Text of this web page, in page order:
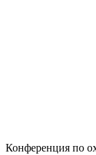
Конференция по